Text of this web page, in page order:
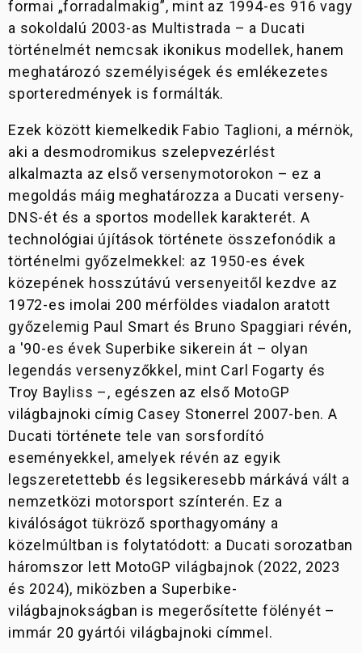
formai „forradalmakig”, mint az 1994-es 916 vagy
a sokoldalú 2003-as Multistrada – a Ducati
történelmét nemcsak ikonikus modellek, hanem
meghatározó személyiségek és emlékezetes
sporteredmények is formálták.
Ezek között kiemelkedik Fabio Taglioni, a mérnök,
aki a desmodromikus szelepvezérlést
alkalmazta az első versenymotorokon – ez a
megoldás máig meghatározza a Ducati verseny-
DNS-ét és a sportos modellek karakterét. A
technológiai újítások története összefonódik a
történelmi győzelmekkel: az 1950-es évek
közepének hosszútávú versenyeitől kezdve az
1972-es imolai 200 mérföldes viadalon aratott
győzelemig Paul Smart és Bruno Spaggiari révén,
a '90-es évek Superbike sikerein át – olyan
legendás versenyzőkkel, mint Carl Fogarty és
Troy Bayliss –, egészen az első MotoGP
világbajnoki címig Casey Stonerrel 2007-ben. A
Ducati története tele van sorsfordító
eseményekkel, amelyek révén az egyik
legszeretettebb és legsikeresebb márkává vált a
nemzetközi motorsport színterén. Ez a
kiválóságot tükröző sporthagyomány a
közelmúltban is folytatódott: a Ducati sorozatban
háromszor lett MotoGP világbajnok (2022, 2023
és 2024), miközben a Superbike-
világbajnokságban is megerősítette fölényét –
immár 20 gyártói világbajnoki címmel.